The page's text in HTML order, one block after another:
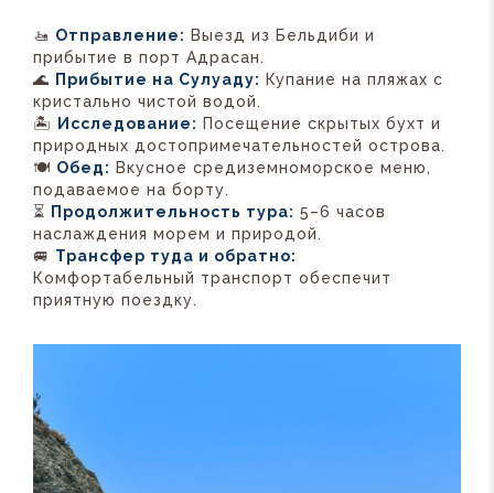
🚤 Отправление: Выезд из Бельдиби и
прибытие в порт Адрасан.
🌊 Прибытие на Сулуаду: Купание на пляжах с
кристально чистой водой.
🏝️
Исследование: Посещение скрытых бухт и
природных достопримечательностей острова.
🍽️ Обед: Вкусное средиземноморское меню,
подаваемое на борту.
⏳
Продолжительность тура: 5–6 часов
наслаждения морем и природой.
🚐 Трансфер туда и обратно:
Комфортабельный транспорт обеспечит
приятную поездку.